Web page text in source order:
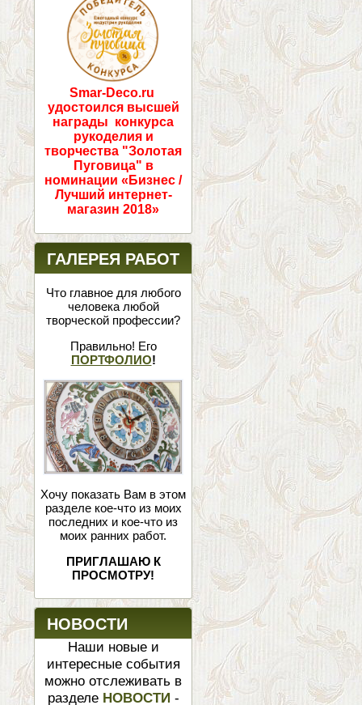
Smar-Deco.ru
удостоился высшей
награды конкурса
рукоделия и
творчества "Золотая
Пуговица" в
номинации «Бизнес /
Лучший интернет-
магазин 2018»
ГАЛЕРЕЯ РАБОТ
Что главное для любого
человека любой
творческой профессии?
Правильно! Его
ПОРТФОЛИО!
Хочу показать Вам в этом
разделе кое-что из моих
последних и кое-что из
моих ранних работ.
ПРИГЛАШАЮ К
ПРОСМОТРУ!
НОВОСТИ
Наши новые и
интересные события
можно отслеживать в
разделе НОВОСТИ -